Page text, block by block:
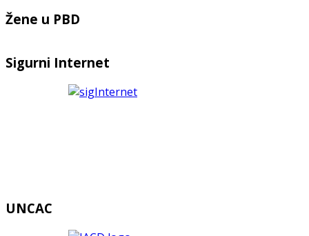
Žene u PBD
Sigurni Internet
UNCAC